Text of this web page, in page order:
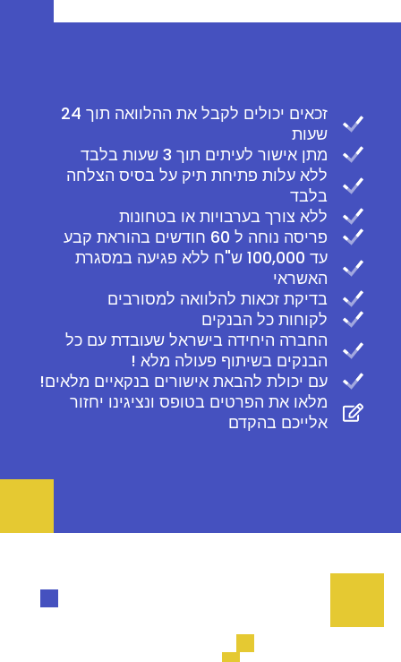
זכאים יכולים לקבל את ההלוואה תוך 24
שעות
מתן אישור לעיתים תוך 3 שעות בלבד
ללא עלות פתיחת תיק על בסיס הצלחה
בלבד
ללא צורך בערבויות או בטחונות
פריסה נוחה ל 60 חודשים בהוראת קבע
עד 100,000 ש"ח ללא פגיעה במסגרת
האשראי
בדיקת זכאות להלוואה למסורבים
לקוחות כל הבנקים
החברה היחידה בישראל שעובדת עם כל
הבנקים בשיתוף פעולה מלא !
עם יכולת להבאת אישורים בנקאיים מלאים!
מלאו את הפרטים בטופס ונציגינו יחזור
אלייכם בהקדם